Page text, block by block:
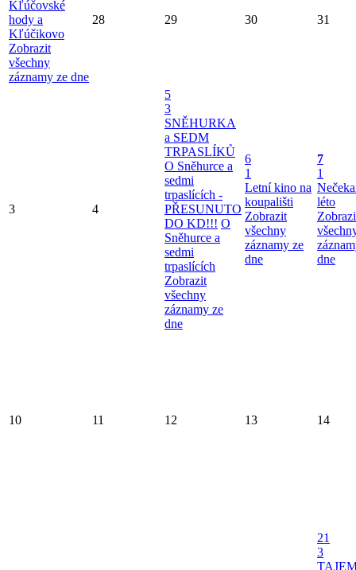
Kľúčovské
hody a
Kľúčikovo
Zobrazit
všechny
záznamy ze dne
28 29 30 31
3 4
5
3
SNĚHURKA
a SEDM
TRPASLÍKŮ
O Sněhurce a
sedmi
trpaslících -
PŘESUNUTO
DO KD!!! O
Sněhurce a
sedmi
trpaslících
Zobrazit
všechny
záznamy ze
dne
6
1
Letní kino na
koupališti
Zobrazit
všechny
záznamy ze
dne
7
1
léto
dne
10 11 12 13 14
21
3